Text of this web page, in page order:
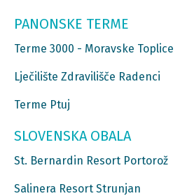
PANONSKE TERME
Terme 3000 - Moravske Toplice
Lječilište Zdravilišče Radenci
Terme Ptuj
SLOVENSKA OBALA
St. Bernardin Resort Portorož
Salinera Resort Strunjan